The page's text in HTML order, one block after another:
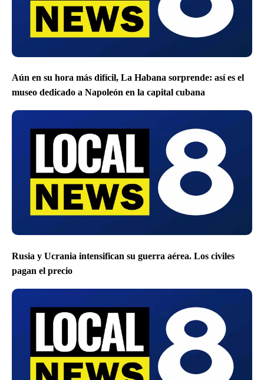
Aún en su hora más difícil, La Habana sorprende: así es el
museo dedicado a Napoleón en la capital cubana
Rusia y Ucrania intensifican su guerra aérea. Los civiles
pagan el precio